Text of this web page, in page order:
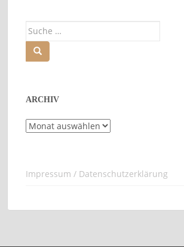
ARCHIV
Archiv
Impressum / Datenschutzerklärung